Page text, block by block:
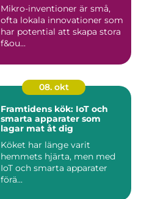
Mikro-inventioner är små,
ofta lokala innovationer som
har potential att skapa stora
f&ou...
08. okt
Framtidens kök: IoT och
smarta apparater som
lagar mat åt dig
Köket har länge varit
hemmets hjärta, men med
IoT och smarta apparater
förä...